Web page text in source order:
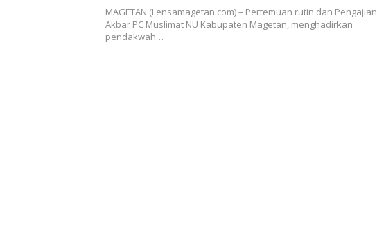
MAGETAN (Lensamagetan.com) – Pertemuan rutin dan Pengajian
Akbar PC Muslimat NU Kabupaten Magetan, menghadirkan
pendakwah…